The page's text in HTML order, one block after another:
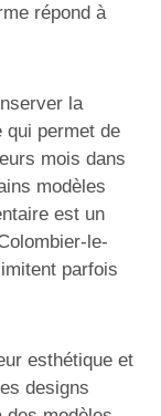
répond à
la
qui permet de
mois dans
modèles
est un
le-
parfois
esthétique et
designs